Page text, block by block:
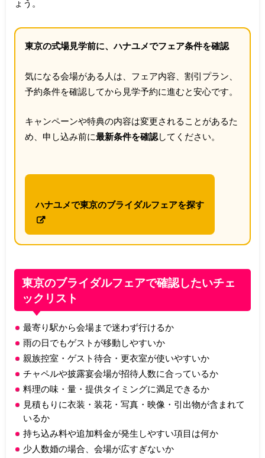
ょう。
東京の式場見学前に、ハナユメでフェア条件を確認
気になる会場がある人は、フェア内容、割引プラン、
予約条件を確認してから見学予約に進むと安心です。
キャンペーンや特典の内容は変更されることがあるた
め、申し込み前に最新条件を確認してください。
ハナユメで東京のブライダルフェアを探す
東京のブライダルフェアで確認したいチェ
ックリスト
最寄り駅から会場まで迷わず行けるか
雨の日でもゲストが移動しやすいか
親族控室・ゲスト待合・更衣室が使いやすいか
チャペルや披露宴会場が招待人数に合っているか
料理の味・量・提供タイミングに満足できるか
見積もりに衣装・装花・写真・映像・引出物が含まれて
いるか
持ち込み料や追加料金が発生しやすい項目は何か
少人数婚の場合、会場が広すぎないか